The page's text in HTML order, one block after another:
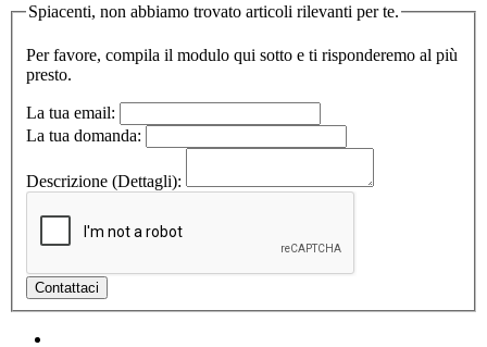
Spiacenti, non abbiamo trovato articoli rilevanti per te.
Per favore, compila il modulo qui sotto e ti risponderemo al più
presto.
La tua email:
La tua domanda:
Descrizione (Dettagli):